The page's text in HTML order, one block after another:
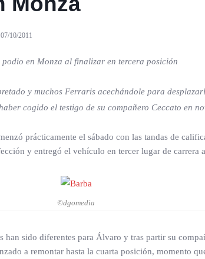
07/10/2011
en Monza al finalizar en tercera posición
y muchos Ferraris acechándole para
cogido el testigo de su compañero Ceccato en
prácticamente el sábado con las tandas de
y entregó el vehículo en tercer lugar de
©dgomedia
han sido diferentes para Álvaro y tras partir su
a remontar hasta la cuarta posición, momento